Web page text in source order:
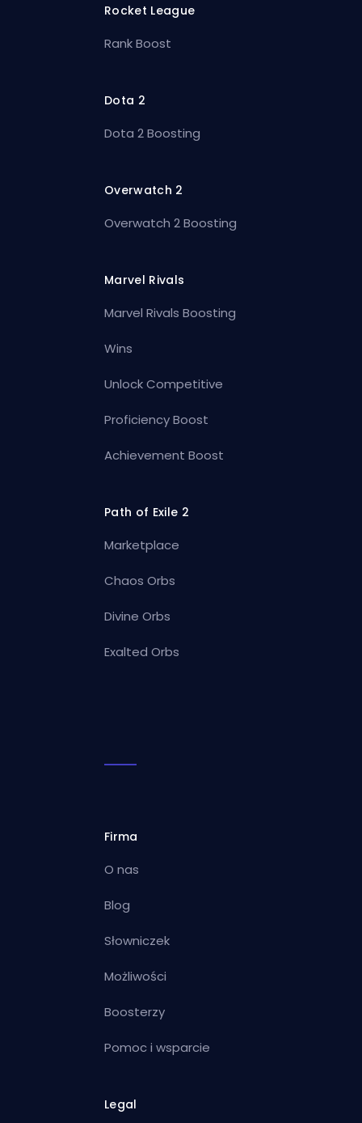
Rocket League
Rank Boost
Dota 2
Dota 2 Boosting
Overwatch 2
Overwatch 2 Boosting
Marvel Rivals
Marvel Rivals Boosting
Wins
Unlock Competitive
Proficiency Boost
Achievement Boost
Path of Exile 2
Marketplace
Chaos Orbs
Divine Orbs
Exalted Orbs
Firma
O nas
Blog
Słowniczek
Możliwości
Boosterzy
Pomoc i wsparcie
Legal